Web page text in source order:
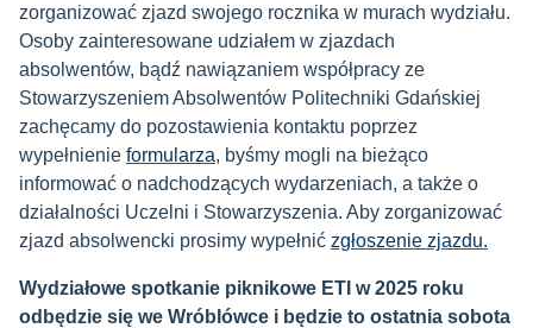
zorganizować zjazd swojego rocznika w murach wydziału.
Osoby zainteresowane udziałem w zjazdach
absolwentów, bądź nawiązaniem współpracy ze
Stowarzyszeniem Absolwentów Politechniki Gdańskiej
zachęcamy do pozostawienia kontaktu poprzez
wypełnienie formularza, byśmy mogli na bieżąco
informować o nadchodzących wydarzeniach, a także o
działalności Uczelni i Stowarzyszenia. Aby zorganizować
zjazd absolwencki prosimy wypełnić zgłoszenie zjazdu.
Wydziałowe spotkanie piknikowe ETI w 2025 roku
odbędzie się we Wróblówce i będzie to ostatnia sobota